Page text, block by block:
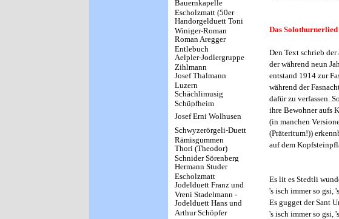
LU
Bauernkapelle
Escholzmatt (50er
Jahre)
Handorgelduett Toni
Winiger-Roman
Aregger Geiss
Roman Aregger
Entlebuch
Aelpler-Jodlergruppe
Zihlmann
Josef Thalmann
Luzern
Schächlimusig
Schüpfheim
Josef Erni Wolhusen
Schwyzerörgeli-Duett
Rämisgummen
Thori (Theodor)
Schnider Sörenberg
Hermann Studer
Escholzmatt
Jodelduett Franz und
Vreni Stadelmann -
Kapelle Paradisio
Jodelduett Hans und
Arthur Schöpfer
Das
Den Text schrieb
der während neun
entstand 1914 zur
während der
dafür zu verfassen.
ihre Bewohner aufs
(in manchen
(Präteritum!))
auf dem
Es lit es Stedtli
's isch immer so gsi,
Es gugget der Sant
's isch immer so gsi,